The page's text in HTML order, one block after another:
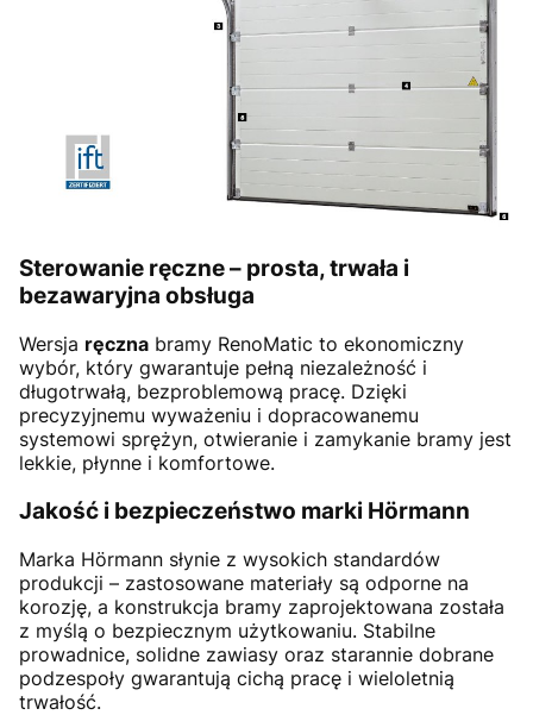
Sterowanie ręczne – prosta, trwała i
bezawaryjna obsługa
Wersja ręczna bramy RenoMatic to ekonomiczny
wybór, który gwarantuje pełną niezależność i
długotrwałą, bezproblemową pracę. Dzięki
precyzyjnemu wyważeniu i dopracowanemu
systemowi sprężyn, otwieranie i zamykanie bramy jest
lekkie, płynne i komfortowe.
Jakość i bezpieczeństwo marki Hörmann
Marka Hörmann słynie z wysokich standardów
produkcji – zastosowane materiały są odporne na
korozję, a konstrukcja bramy zaprojektowana została
z myślą o bezpiecznym użytkowaniu. Stabilne
prowadnice, solidne zawiasy oraz starannie dobrane
podzespoły gwarantują cichą pracę i wieloletnią
trwałość.